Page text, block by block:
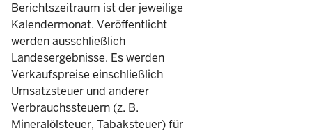
August
Juli
Juni
Mai
Berichtszeitraum ist der jeweilige
Kalendermonat. Veröffentlicht
werden ausschließlich
Landesergebnisse. Es werden
Verkaufspreise einschließlich
Umsatzsteuer und anderer
Verbrauchssteuern (z. B.
Mineralölsteuer, Tabaksteuer) für